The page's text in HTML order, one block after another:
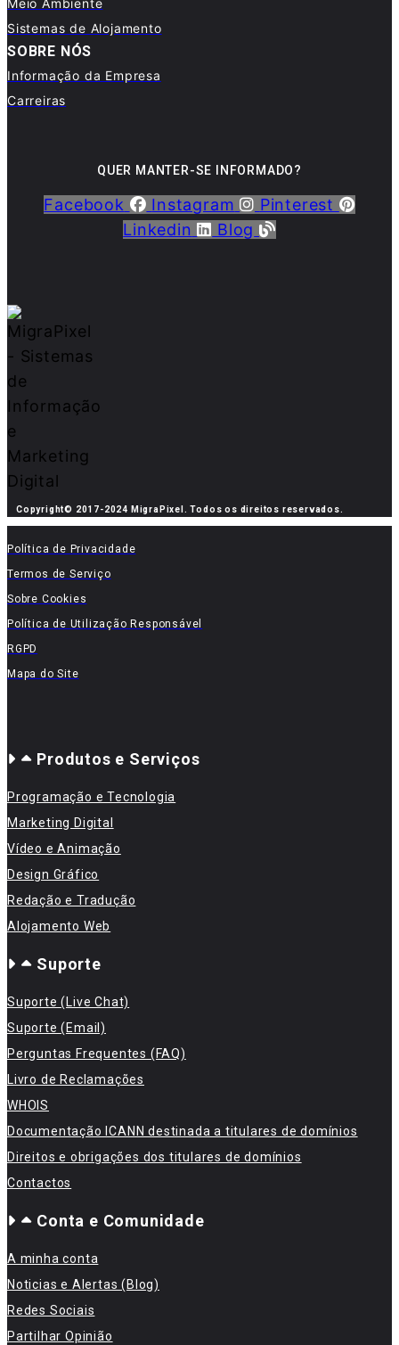
Meio Ambiente
Sistemas de Alojamento
SOBRE NÓS
Informação da Empresa
Carreiras
QUER MANTER-SE INFORMADO?
Facebook Instagram
Pinterest
Linkedin
Blog
Copyright© 2017-2024 MigraPixel. Todos os direitos reservados.
Política de Privacidade
Termos de Serviço
Sobre Cookies
Política de Utilização Responsável
RGPD
Mapa do Site
Produtos e Serviços
Programação e Tecnologia
Marketing Digital
Vídeo e Animação
Design Gráfico
Redação e Tradução
Alojamento Web
Suporte
Suporte (Live Chat)
Suporte (Email)
Perguntas Frequentes (FAQ)
Livro de Reclamações
WHOIS
Documentação ICANN destinada a titulares de domínios
Direitos e obrigações dos titulares de domínios
Contactos
Conta e Comunidade
A minha conta
Noticias e Alertas (Blog)
Redes Sociais
Partilhar Opinião